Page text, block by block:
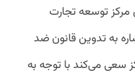
توسعه تجارت
به تدوین قانون ضد
سعی می‌کند با توجه به